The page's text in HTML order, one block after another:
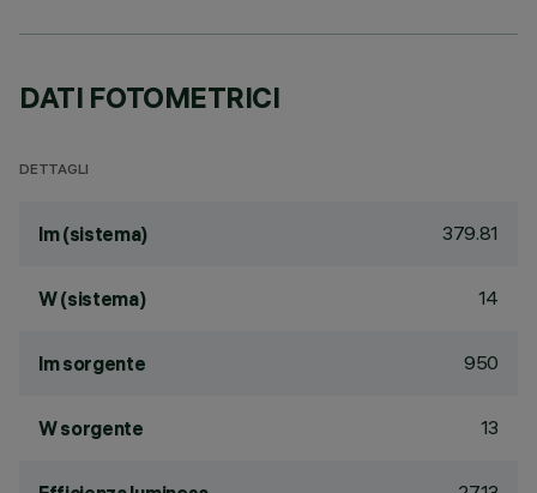
DATI FOTOMETRICI
DETTAGLI
lm (sistema) 379.81
W (sistema) 14
lm sorgente 950
W sorgente 13